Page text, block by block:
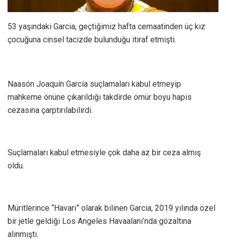
53 yaşındaki Garcia, geçtiğimiz hafta cemaatinden üç kız
çocuğuna cinsel tacizde bulunduğu itiraf etmişti.
Naasón Joaquín García suçlamaları kabul etmeyip
mahkeme önüne çıkarıldığı takdirde ömür boyu hapis
cezasına çarptırılabilirdi.
Suçlamaları kabul etmesiyle çok daha az bir ceza almış
oldu.
Müritlerince “Havari” olarak bilinen Garcia, 2019 yılında özel
bir jetle geldiği Los Angeles Havaalanı’nda gözaltına
alınmıştı.